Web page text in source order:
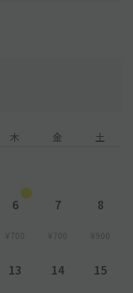
木 金 土
6
¥700
7
¥700
8
¥900
13 14 15